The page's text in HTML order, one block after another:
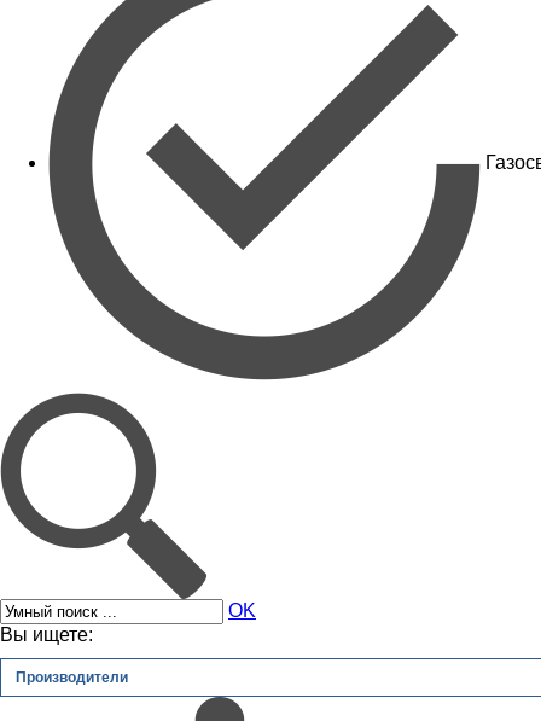
OK
Вы ищете:
Производители